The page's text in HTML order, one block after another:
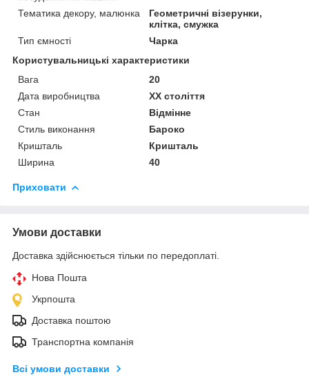
Тематика декору, малюнка
Геометричні візерунки,
клітка, смужка
Тип ємності
Чарка
Користувальницькі характеристики
Вага
20
Дата виробництва
XX століття
Стан
Відмінне
Стиль виконання
Бароко
Кришталь
Кришталь
Ширина
40
Приховати
Умови доставки
Доставка здійснюється тільки по передоплаті.
Нова Пошта
Укрпошта
Доставка поштою
Транспортна компанія
Всі умови доставки